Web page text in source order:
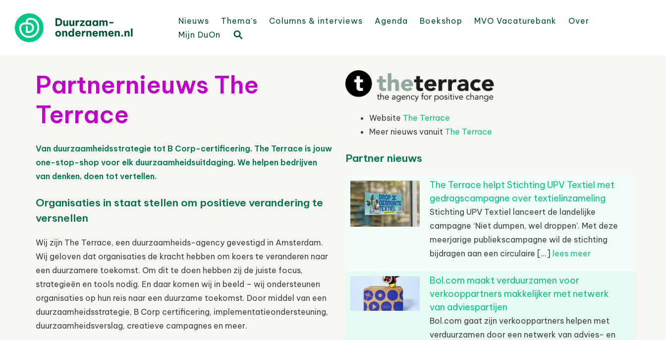
Nieuws Thema’s Columns & interviews Agenda Boekshop MVO Vacaturebank
Over
Mijn DuOn
Partnernieuws The
Terrace
Van duurzaamheidsstrategie tot B Corp-certificering. The Terrace is jouw
one-stop-shop voor elk duurzaamheidsuitdaging. We helpen bedrijven
van denken, doen tot vertellen.
Organisaties in staat stellen om positieve verandering te
versnellen
Wij zijn The Terrace, een duurzaamheids-agency gevestigd in Amsterdam.
Wij geloven dat organisaties de kracht hebben om koers te veranderen naar
een duurzamere toekomst. Om dit te doen hebben zij de juiste focus,
strategieën en tools nodig. En daar komen wij in beeld – wij ondersteunen
organisaties op hun reis naar een duurzame toekomst. Door middel van een
duurzaamheidsstrategie, B Corp certificering, implementatieondersteuning,
duurzaamheidsverslag, creatieve campagnes en meer.
Website The Terrace
Meer nieuws vanuit The Terrace
Partner nieuws
The Terrace helpt Stichting UPV Textiel met
gedragscampagne over textielinzameling
Stichting UPV Textiel lanceert de landelijke
campagne ‘Niet dumpen, wel droppen’. Met deze
meerjarige publiekscampagne wil de stichting
bijdragen aan een circulaire [...] lees meer
Bol.com maakt verduurzamen voor
verkooppartners makkelijker met netwerk
van adviespartijen
Bol.com gaat zijn verkooppartners helpen met
verduurzamen door een netwerk van advies- en